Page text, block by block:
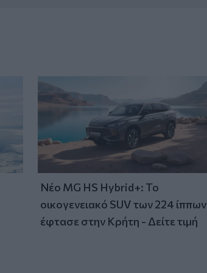
Νέο MG HS Hybrid+: Το
οικογενειακό SUV των 224 ίππων
έφτασε στην Κρήτη - Δείτε τιμή